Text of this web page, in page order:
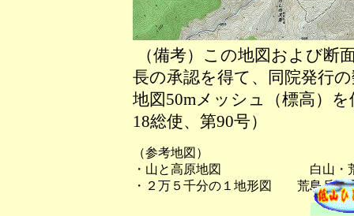
（備考）この地図および断
長の承認を得て、同院発行
地図50mメッシュ（標高）
18総使、第90号）
（参考地図）
・山と高原地図 白山・荒
・２万５千分の１地形図 荒島岳、